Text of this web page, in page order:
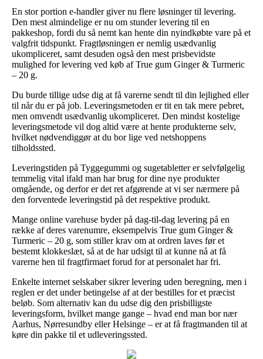
En stor portion e-handler giver nu flere løsninger til levering.
Den mest almindelige er nu om stunder levering til en
pakkeshop, fordi du så nemt kan hente din nyindkøbte vare på et
valgfrit tidspunkt. Fragtløsningen er nemlig usædvanlig
ukompliceret, samt desuden også den mest prisbevidste
mulighed for levering ved køb af True gum Ginger & Turmeric
– 20 g.
Du burde tillige udse dig at få varerne sendt til din lejlighed eller
til når du er på job. Leveringsmetoden er tit en tak mere pebret,
men omvendt usædvanlig ukompliceret. Den mindst kostelige
leveringsmetode vil dog altid være at hente produkterne selv,
hvilket nødvendiggør at du bor lige ved netshoppens
tilholdssted.
Leveringstiden på Tyggegummi og sugetabletter er selvfølgelig
temmelig vital ifald man har brug for dine nye produkter
omgående, og derfor er det ret afgørende at vi ser nærmere på
den forventede leveringstid på det respektive produkt.
Mange online varehuse byder på dag-til-dag levering på en
række af deres varenumre, eksempelvis True gum Ginger &
Turmeric – 20 g, som stiller krav om at ordren laves før et
bestemt klokkeslæt, så at de har udsigt til at kunne nå at få
varerne hen til fragtfirmaet forud for at personalet har fri.
Enkelte internet selskaber sikrer levering uden beregning, men i
reglen er det under betingelse af at der bestilles for et præcist
beløb. Som alternativ kan du udse dig den prisbilligste
leveringsform, hvilket mange gange – hvad end man bor nær
Aarhus, Nørresundby eller Helsinge – er at få fragtmanden til at
køre din pakke til et udleveringssted.